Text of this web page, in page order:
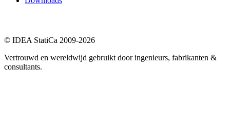
© IDEA StatiCa 2009-2026
Vertrouwd en wereldwijd gebruikt door ingenieurs, fabrikanten &
consultants.